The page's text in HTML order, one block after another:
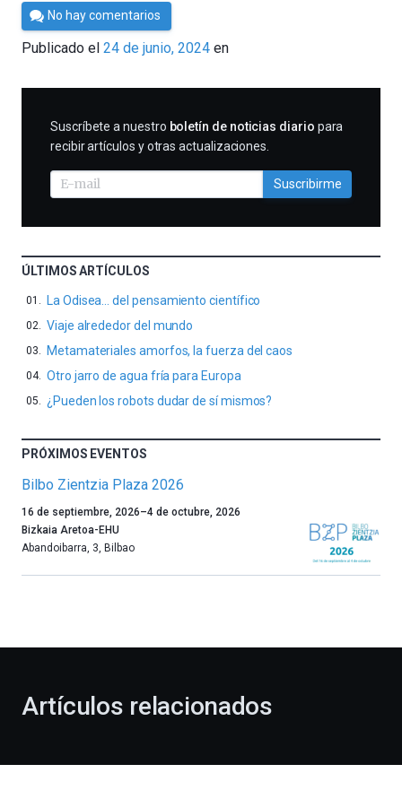
Por
César
Tomé
No hay comentarios
Publicado el 24 de junio, 2024 en
SUSCRIBIRME
Suscríbete a nuestro boletín de noticias diario para
recibir artículos y otras actualizaciones.
Suscribirme
ÚLTIMOS ARTÍCULOS
La Odisea… del pensamiento científico
Viaje alrededor del mundo
Metamateriales amorfos, la fuerza del caos
Otro jarro de agua fría para Europa
¿Pueden los robots dudar de sí mismos?
PRÓXIMOS EVENTOS
Bilbo Zientzia Plaza 2026
Un
año
más,
celebración
novena
16 de septiembre, 2026–4 de octubre, 2026
Bizkaia Aretoa-EHU
Abandoibarra, 3, Bilbao
Artículos relacionados